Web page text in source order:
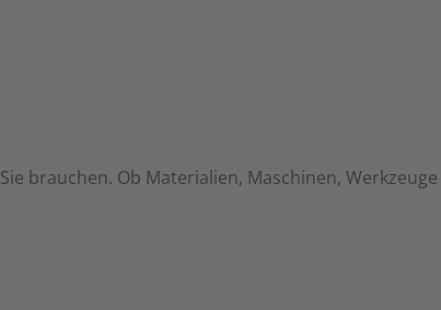
brauchen. Ob Materialien, Maschinen,